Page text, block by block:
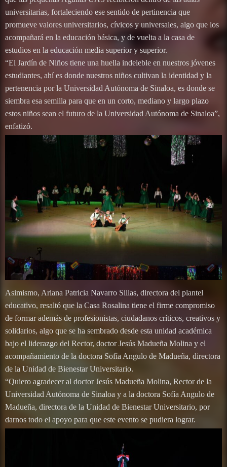
universitarias, fortaleciendo ese sentido de pertinencia que
promueve valores universitarios, cívicos y universales, algo que los
acompañará en la educación básica, y de vuelta a la casa de
estudios en la educación media superior y superior.
“El Jardín de Niños tiene una huella indeleble en nuestros jóvenes
estudiantes, ahí es donde nuestros niños cultivan la identidad y la
pertenencia por la Universidad Autónoma de Sinaloa, es donde se
siembra esa semilla para que en un corto, mediano y largo plazo
estos niños sean el futuro de la Universidad Autónoma de Sinaloa”,
enfatizó.
Asimismo, Ariana Patricia Navarro Sillas, directora del plantel
educativo, resaltó que la Casa Rosalina tiene el firme compromiso
de formar además de profesionistas, ciudadanos críticos, creativos y
solidarios, algo que se ha sembrado desde esta unidad académica
bajo el liderazgo del Rector, doctor Jesús Madueña Molina y el
acompañamiento de la doctora Sofía Angulo de Madueña, directora
de la Unidad de Bienestar Universitario.
“Quiero agradecer al doctor Jesús Madueña Molina, Rector de la
Universidad Autónoma de Sinaloa y a la doctora Sofía Angulo de
Madueña, directora de la Unidad de Bienestar Universitario, por
darnos todo el apoyo para que este evento se pudiera lograr.